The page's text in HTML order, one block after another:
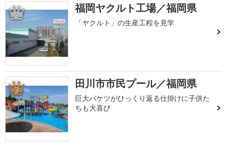
2 福岡ヤクルト工場／福岡県
「ヤクルト」の生産工程を見学
3 田川市市民プール／福岡県
巨大バケツがひっくり返る仕掛けに子供た
ちも大喜び